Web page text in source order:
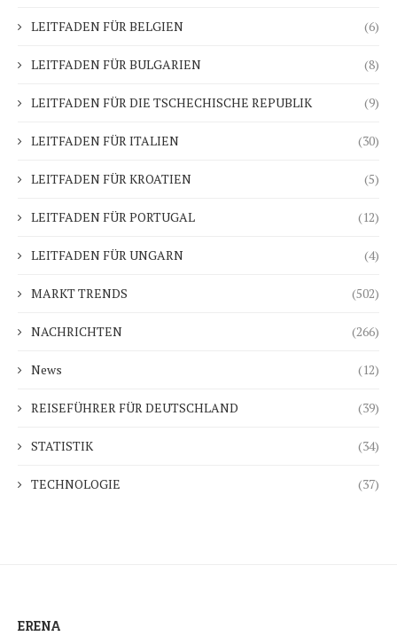
LEITFADEN FÜR BELGIEN (6)
LEITFADEN FÜR BULGARIEN (8)
LEITFADEN FÜR DIE TSCHECHISCHE REPUBLIK (9)
LEITFADEN FÜR ITALIEN (30)
LEITFADEN FÜR KROATIEN (5)
LEITFADEN FÜR PORTUGAL (12)
LEITFADEN FÜR UNGARN (4)
MARKT TRENDS (502)
NACHRICHTEN (266)
News (12)
REISEFÜHRER FÜR DEUTSCHLAND (39)
STATISTIK (34)
TECHNOLOGIE (37)
ERENA